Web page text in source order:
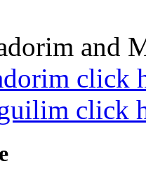
and
click
click